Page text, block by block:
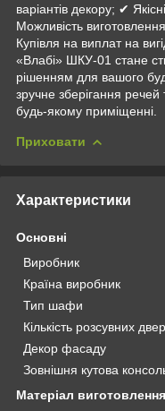
варіантів декору; ✔
Можливість
Купівля на виплат на
«Влабі» ШКУ-01 стане
рішенням для вашого
зручне зберігання
будь-якому приміщенні.
Приховати
Характеристики
Основні
Виробник
Країна виробник
Тип шафи
Кількість розсувних
Декор фасаду
Зовнішня кутова
Матеріал